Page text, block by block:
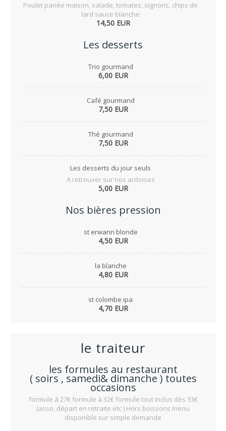
Poulet panée maison, salade, tomates, oignons, chips de
lard sauce blanche
14,50 EUR
Les desserts
Trio gourmand
6,00 EUR
Café gourmand
7,50 EUR
Thé gourmand
7,50 EUR
Les desserts du jour seuls
A retrouver sur nos ardoises
5,00 EUR
Nos bières pression
st erwann blonde
4,50 EUR
la blanche
4,80 EUR
st colombe ipa
4,70 EUR
le traiteur
les formules au restaurant
( soirs , samedi& dimanche ) toutes
occasions
formule à 27€ formule à 32€ formule tout inclus dès 33€
(asso, départ en retraite etc ) Hors boissons menu
disponible sur simple demande